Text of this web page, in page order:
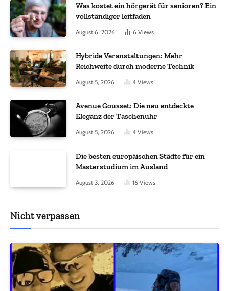
Was kostet ein hörgerät für senioren? Ein
vollständiger leitfaden
August 6, 2026 6 Views
Hybride Veranstaltungen: Mehr
Reichweite durch moderne Technik
August 5, 2026 4 Views
Avenue Gousset: Die neu entdeckte
Eleganz der Taschenuhr
August 5, 2026 4 Views
Die besten europäischen Städte für ein
Masterstudium im Ausland
August 3, 2026 16 Views
Nicht verpassen